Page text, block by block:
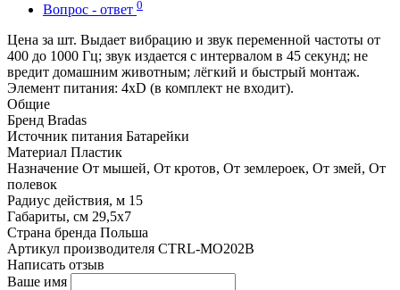
Вопрос - ответ 0
Цена за шт. Выдает вибрацию и звук переменной частоты от
400 до 1000 Гц; звук издается с интервалом в 45 секунд; не
вредит домашним животным; лёгкий и быстрый монтаж.
Элемент питания: 4хD (в комплект не входит).
Общие
Бренд Bradas
Источник питания Батарейки
Материал Пластик
Назначение От мышей, От кротов, От землероек, От змей, От
полевок
Радиус действия, м 15
Габариты, см 29,5x7
Страна бренда Польша
Артикул производителя CTRL-MO202B
Написать отзыв
Ваше имя